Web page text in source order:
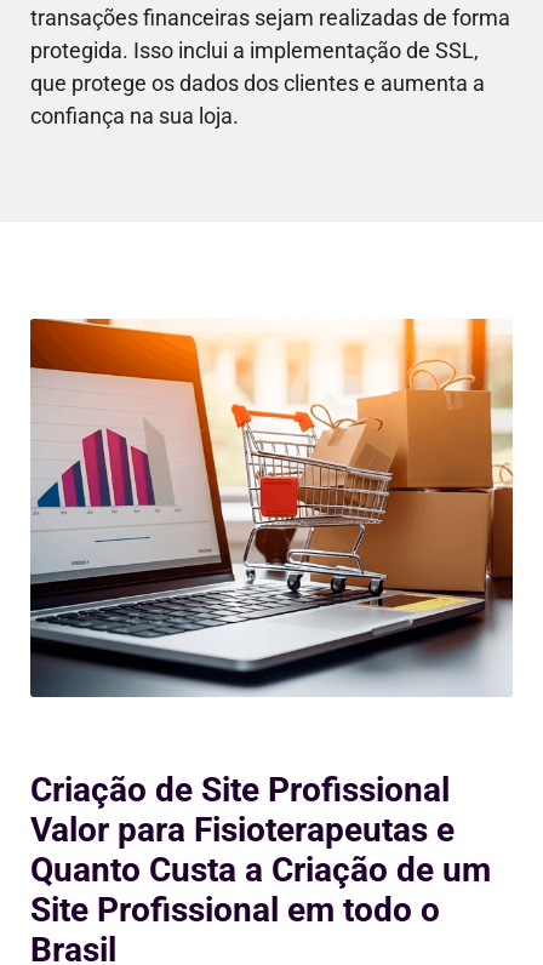
transações financeiras sejam realizadas de forma
protegida. Isso inclui a implementação de SSL,
que protege os dados dos clientes e aumenta a
confiança na sua loja.
Criação de Site Profissional
Valor para Fisioterapeutas e
Quanto Custa a Criação de um
Site Profissional em todo o
Brasil